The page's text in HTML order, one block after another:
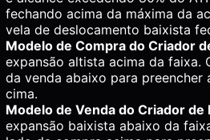
fechando acima da máxima da
vela de deslocamento baixista
Modelo de Compra do Criador
expansão altista acima da faixa.
da venda abaixo para preencher
cima.
Modelo de Venda do Criador de
expansão baixista abaixo da